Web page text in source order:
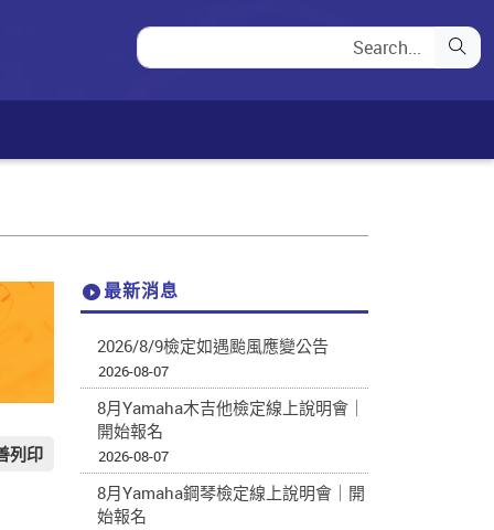
列印
最新消息
2026/8/9檢定如遇颱風應變公告
2026-08-07
8月Yamaha木吉他檢定線上說明會｜
開始報名
2026-08-07
8月Yamaha鋼琴檢定線上說明會｜開
始報名